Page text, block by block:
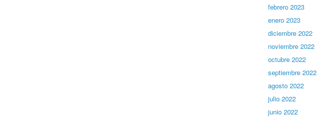
febrero 2023
enero 2023
diciembre 2022
noviembre 2022
octubre 2022
septiembre 2022
agosto 2022
julio 2022
junio 2022